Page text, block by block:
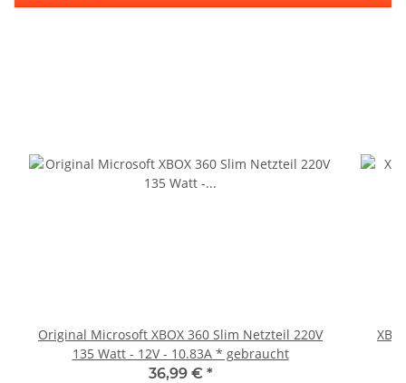
Original Microsoft XBOX 360 Slim Netzteil 220V
135 Watt - 12V - 10.83A * gebraucht
36,99 € *